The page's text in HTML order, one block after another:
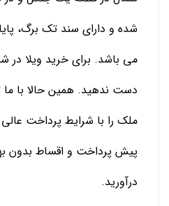
شده و دارای سند تک برگ،
می باشد. برای خرید ویلا در
دست ندهید. همین حالا با ما
ملک را با شرایط پرداخت
پیش پرداخت و اقساط بدون
درآورید.